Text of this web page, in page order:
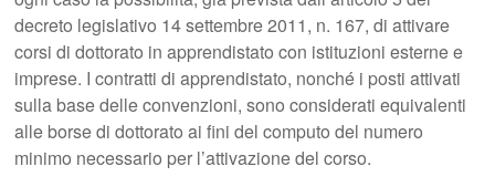
decreto legislativo 14 settembre 2011, n. 167, di attivare
corsi di dottorato in apprendistato con istituzioni esterne e
imprese. I contratti di apprendistato, nonché i posti attivati
sulla base delle convenzioni, sono considerati equivalenti
alle borse di dottorato ai fini del computo del numero
minimo necessario per l’attivazione del corso.